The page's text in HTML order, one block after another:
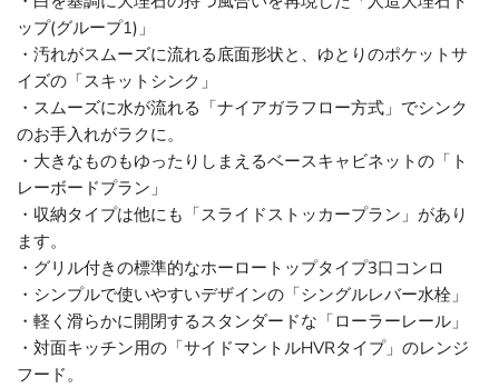
ップ(グループ1)」
・汚れがスムーズに流れる底面形状と、ゆとりのポケットサ
イズの「スキットシンク」
・スムーズに水が流れる「ナイアガラフロー方式」でシンク
のお手入れがラクに。
・大きなものもゆったりしまえるベースキャビネットの「ト
レーボードプラン」
・収納タイプは他にも「スライドストッカープラン」があり
ます。
・グリル付きの標準的なホーロートップタイプ3口コンロ
・シンプルで使いやすいデザインの「シングルレバー水栓」
・軽く滑らかに開閉するスタンダードな「ローラーレール」
・対面キッチン用の「サイドマントルHVRタイプ」のレンジ
フード。